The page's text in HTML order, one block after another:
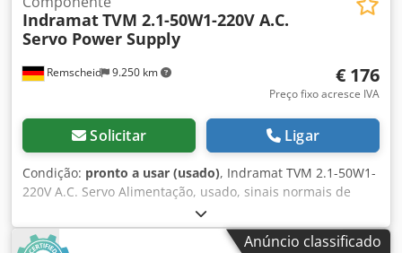
Remscheid 9.250 km
IndramatTVM 2.1-50W1-220V A.C.
Servo Power Supply
€ 176
Preço fixo acresce IVA
Solicitar Ligar
Condição: pronto a usar (usado), Indramat TVM 2.1-50W1-
220V A.C. Servo Alimentação, usado, sinais normais de
desgaste, 100% funcional Dcodpfoi Ebrkox Anzjk
Anúncio classificado